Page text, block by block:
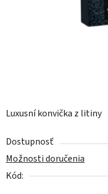
Luxusní konvička z litiny
Dostupnosť
Možnosti doručenia
Kód: